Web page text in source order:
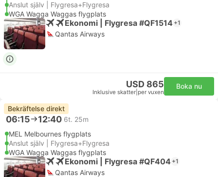
Anslut själv | Flygresa+Flygresa
WGA Wagga Waggas flygplats
Ekonomi | Flygresa #QF1514 +1
Qantas Airways
USD 865
Inklusive skatter per vuxen
Boka nu
Bekräftelse direkt
06:15 12:40 6t. 25m
MEL Melbournes flygplats
Anslut själv | Flygresa+Flygresa
WGA Wagga Waggas flygplats
Ekonomi | Flygresa #QF404 +1
Qantas Airways